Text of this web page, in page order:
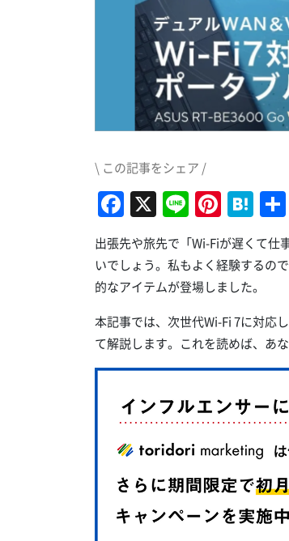
\ この記事をシェア /
Facebook
X Line
出張先や旅先で「Wi-Fiが遅くて仕
いでしょう。私もよく経験するの
的なアイテムが登場しました。
本記事では、次世代Wi-Fi 7に対応
て解説します。これを読めば、あ